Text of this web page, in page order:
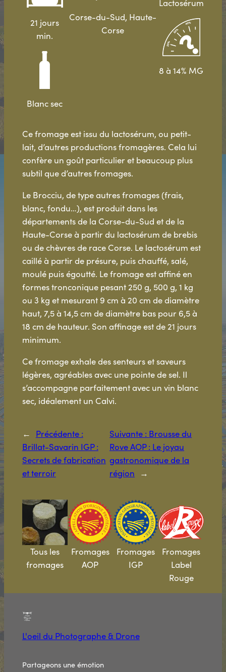
21 jours
min.
Blanc sec
Corse-du-Sud, Haute-
Corse
Lactosérum
8 à 14% MG
Ce fromage est issu du lactosérum, ou petit-
lait, d’autres productions fromagères. Cela lui
confère un goût particulier et beaucoup plus
subtil que d’autres fromages.
Le Brocciu, de type autres fromages (frais,
blanc, fondu…), est produit dans les
départements de la Corse-du-Sud et de la
Haute-Corse à partir du lactosérum de brebis
ou de chèvres de race Corse. Le lactosérum est
caillé à partir de présure, puis chauffé, salé,
moulé puis égoutté. Le fromage est affiné en
formes tronconique pesant 250 g, 500 g, 1 kg
ou 3 kg et mesurant 9 cm à 20 cm de diamètre
haut, 7,5 à 14,5 cm de diamètre bas pour 6,5 à
18 cm de hauteur. Son affinage est de 21 jours
minimum.
Ce fromage exhale des senteurs et saveurs
légères, agréables avec une pointe de sel. Il
s’accompagne parfaitement avec un vin blanc
sec, idéalement un Calvi.
←
Précédente :
Brillat-Savarin IGP :
Secrets de fabrication
et terroir
Suivante : Brousse du
Rove AOP : Le joyau
gastronomique de la
région
→
Tous les
fromages
Fromages
AOP
Fromages
IGP
Fromages
Label
Rouge
L'oeil du Photographe & Drone
Partageons une émotion